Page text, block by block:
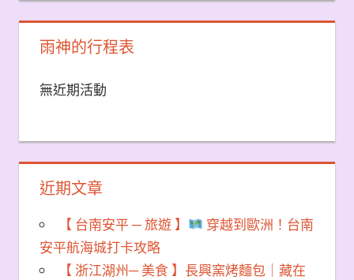
雨神的行程表
無近期活動
近期文章
【 台南安平 ─ 旅遊 】
穿越到歐洲！台南
安平航海城打卡攻略
【 浙江湖州─ 美食 】長興窯烤麵包｜藏在